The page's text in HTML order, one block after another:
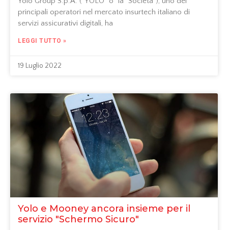
principali operatori nel mercato insurtech italiano di
servizi assicurativi digitali, ha
LEGGI TUTTO »
19 Luglio 2022
Yolo e Mooney ancora insieme per il
servizio "Schermo Sicuro"